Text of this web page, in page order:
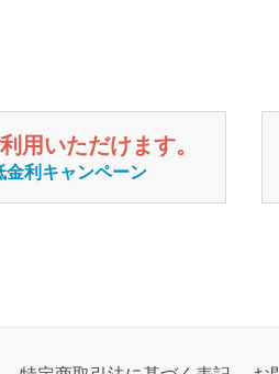
用いただけます。
金利キャンペーン